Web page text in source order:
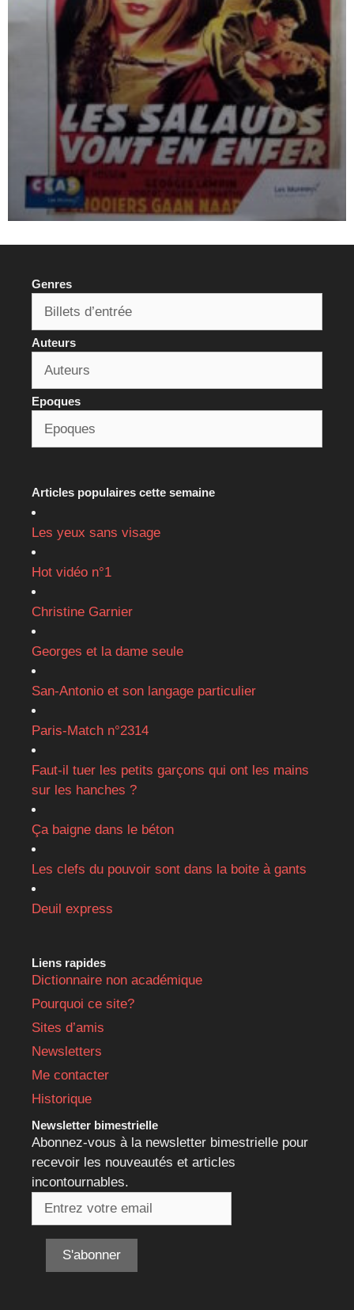
Genres
Auteurs
Epoques
Articles populaires cette semaine
Les yeux sans visage
Hot vidéo n°1
Christine Garnier
Georges et la dame seule
San-Antonio et son langage particulier
Paris-Match n°2314
Faut-il tuer les petits garçons qui ont les mains
sur les hanches ?
Ça baigne dans le béton
Les clefs du pouvoir sont dans la boite à gants
Deuil express
Liens rapides
Dictionnaire non académique
Pourquoi ce site?
Sites d’amis
Newsletters
Me contacter
Historique
Newsletter bimestrielle
Abonnez-vous à la newsletter bimestrielle pour
recevoir les nouveautés et articles
incontournables.